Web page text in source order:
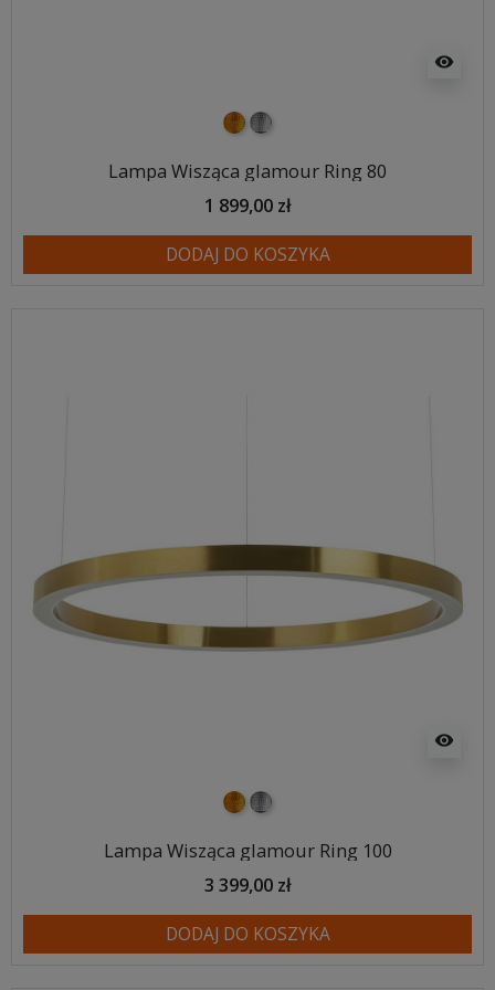
visibility
złotysrebrny
Lampa Wisząca glamour Ring 80
1 899,00 zł
DODAJ DO KOSZYKA
visibility
złotysrebrny
Lampa Wisząca glamour Ring 100
3 399,00 zł
DODAJ DO KOSZYKA